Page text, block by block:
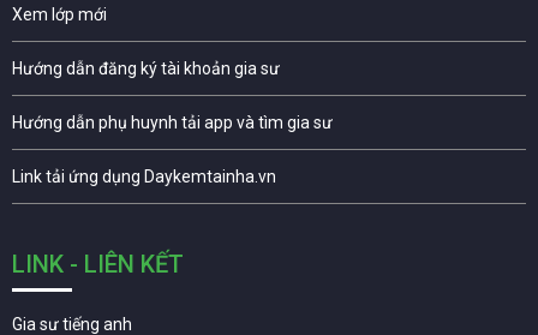
Xem lớp mới
Hướng dẫn đăng ký tài khoản gia sư
Hướng dẫn phụ huynh tải app và tìm gia sư
Link tải ứng dụng Daykemtainha.vn
LINK - LIÊN KẾT
Gia sư tiếng anh